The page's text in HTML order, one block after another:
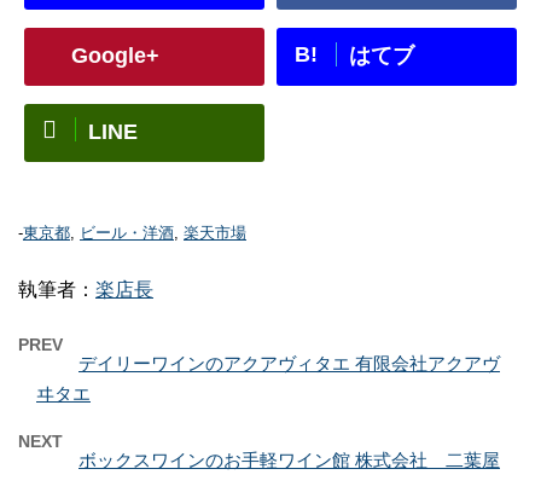
Google+ B! はてブ
LINE
-東京都, ビール・洋酒, 楽天市場
執筆者： 楽店長
PREV
デイリーワインのアクアヴィタエ 有限会社アクアヴ
ヰタエ
NEXT
ボックスワインのお手軽ワイン館 株式会社 二葉屋